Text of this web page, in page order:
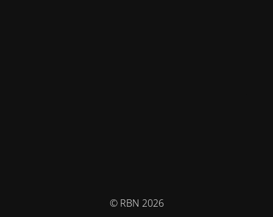
© RBN 2026